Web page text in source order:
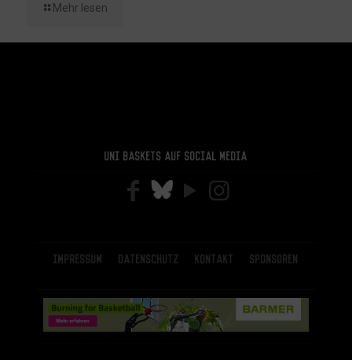
Mehr lesen
Uni Baskets auf Social Media
Impressum Datenschutz Kontakt Sponsoren